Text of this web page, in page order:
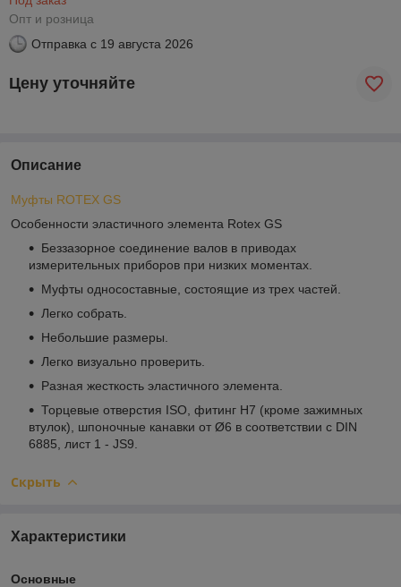
Опт и розница
Отправка с 19 августа 2026
Цену уточняйте
Описание
Муфты ROTEX GS
Особенности эластичного элемента Rotex GS
Беззазорное соединение валов в приводах
измерительных приборов при низких моментах.
Муфты односоставные, состоящие из трех частей.
Легко собрать.
Небольшие размеры.
Легко визуально проверить.
Разная жесткость эластичного элемента.
Торцевые отверстия ISO, фитинг H7 (кроме зажимных
втулок), шпоночные канавки от Ø6 в соответствии с DIN
6885, лист 1 - JS9.
Скрыть
Характеристики
Основные